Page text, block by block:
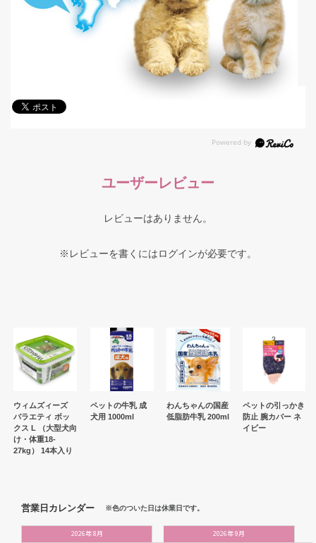
ユーザーレビュー
レビューはありません。
※レビューを書くにはログインが必要です。
ウィムズィーズ
バラエティ ボッ
クス L （大型犬向
け・体重18-
27kg） 14本入り
ペットの牛乳 成
犬用 1000ml
わんちゃんの国産
低脂肪牛乳 200ml
ペットの引っかき
防止 腕カバー ネ
イビー
営業日カレンダー ※色のついた日は休業日です。
2026年8月 2026年9月